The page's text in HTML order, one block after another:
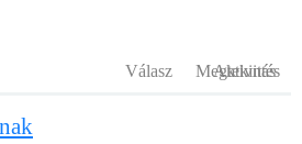
Válasz Megtekintés
Aktivitás